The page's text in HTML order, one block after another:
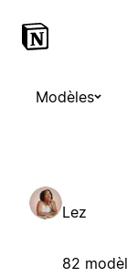
Modèles
Lez
82